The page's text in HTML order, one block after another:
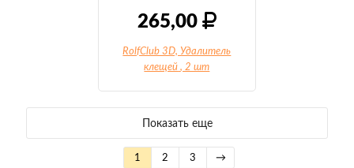
265,00
RolfClub 3D, Удалитель
клещей , 2 шт
Показать еще
1 2 3 →